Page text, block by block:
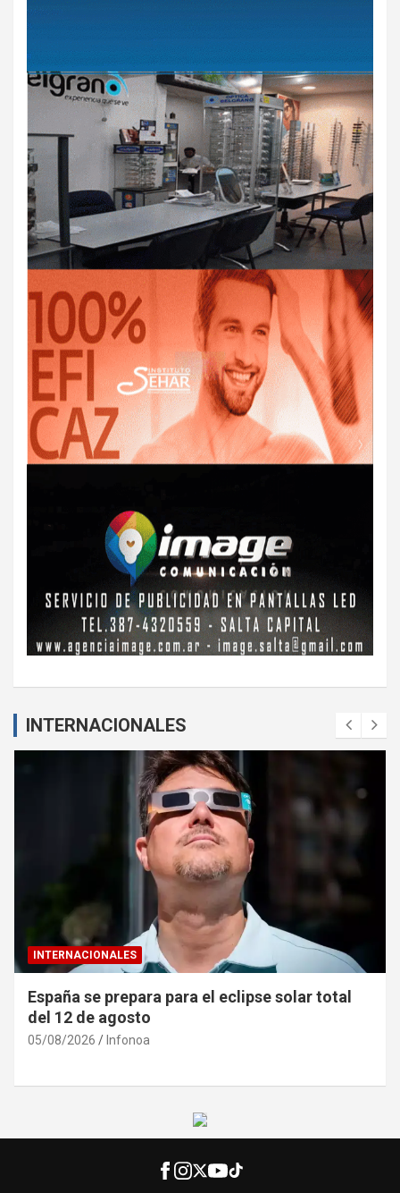
INTERNACIONALES
INTERNACIONALES
España se prepara para el eclipse solar total
del 12 de agosto
05/08/2026 Infonoa